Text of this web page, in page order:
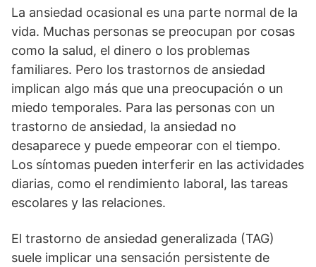
La ansiedad ocasional es una parte normal de la
vida. Muchas personas se preocupan por cosas
como la salud, el dinero o los problemas
familiares. Pero los trastornos de ansiedad
implican algo más que una preocupación o un
miedo temporales. Para las personas con un
trastorno de ansiedad, la ansiedad no
desaparece y puede empeorar con el tiempo.
Los síntomas pueden interferir en las actividades
diarias, como el rendimiento laboral, las tareas
escolares y las relaciones.
El trastorno de ansiedad generalizada (TAG)
suele implicar una sensación persistente de